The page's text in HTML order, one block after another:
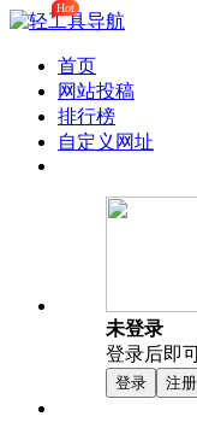
首页
网站投稿
排行榜
Hot
自定义网址
未登录
登录后即
登录 注册